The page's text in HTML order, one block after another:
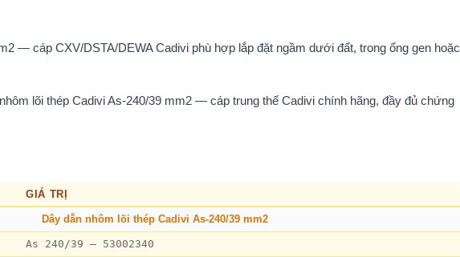
— cáp CXV/DSTA/DEWA Cadivi phù hợp lắp đặt ngầm dưới đất, trong ống gen hoặc
lõi thép Cadivi As-240/39 mm2 — cáp trung thế Cadivi chính hãng, đầy đủ chứng
GIÁ TRỊ
Dây dẫn nhôm lõi thép Cadivi As-240/39 mm2
As 240/39 – 53002340